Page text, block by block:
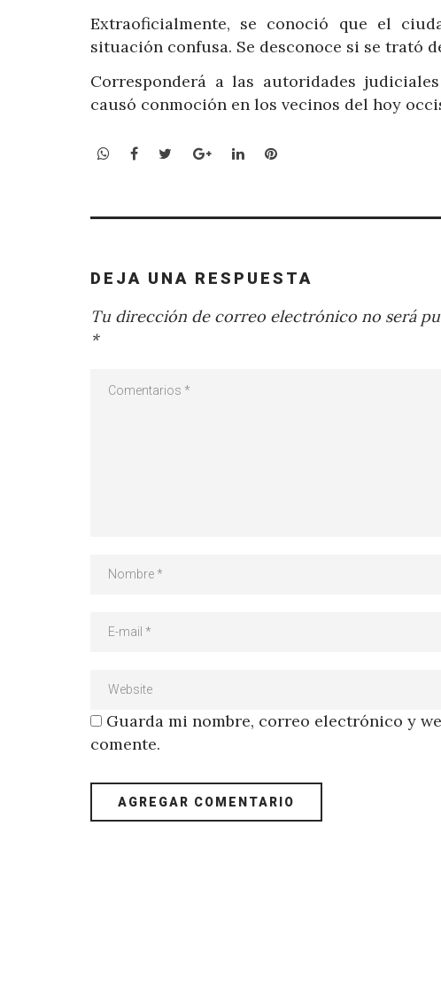
Extraoficialmente, se conoció que el
situación confusa. Se desconoce si se trató
Corresponderá a las autoridades
causó conmoción en los vecinos del hoy
WhatsApp
Facebook
TwitterGoogle+LinkedInPinterest
DEJA UNA RESPUESTA
Tu dirección de correo electrónico no será
*
Guarda mi nombre, correo electrónico y
comente.